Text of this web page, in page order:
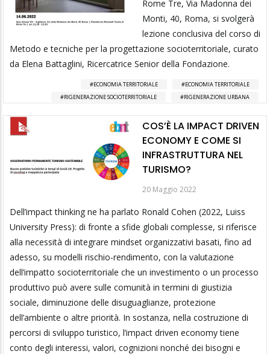
Rome Tre, Via Madonna dei
Monti, 40, Roma, si svolgerà
lezione conclusiva del corso di
Metodo e tecniche per la progettazione socioterritoriale, curato
da Elena Battaglini, Ricercatrice Senior della Fondazione.
ECONOMIA TERRITORIALE
ECONOMIA TERRITORIALE
RIGENERAZIONE SOCIOTERRITORIALE
RIGENERAZIONE URBANA
COS’È LA IMPACT DRIVEN
ECONOMY E COME SI
INFRASTRUTTURA NEL
TURISMO?
20 Maggio 2022
Dell’impact thinking ne ha parlato Ronald Cohen (2022, Luiss
University Press): di fronte a sfide globali complesse, si riferisce
alla necessità di integrare mindset organizzativi basati, fino ad
adesso, su modelli rischio-rendimento, con la valutazione
dell’impatto socioterritoriale che un investimento o un processo
produttivo può avere sulle comunità in termini di giustizia
sociale, diminuzione delle disuguaglianze, protezione
dell’ambiente o altre priorità. In sostanza, nella costruzione di
percorsi di sviluppo turistico, l’impact driven economy tiene
conto degli interessi, valori, cognizioni nonché dei bisogni e